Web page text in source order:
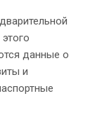
данные о
и